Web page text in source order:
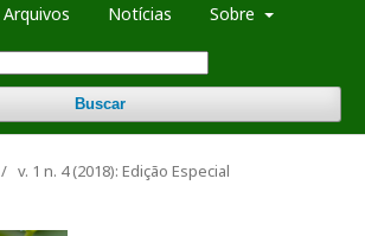
Arquivos Notícias Sobre
Buscar
/ v. 1 n. 4 (2018): Edição Especial